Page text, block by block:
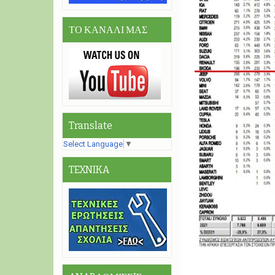
ΤΟ ΚΑΝΑΛΙ ΜΑΣ
Translate
Select Language ▼
TEXNIKA